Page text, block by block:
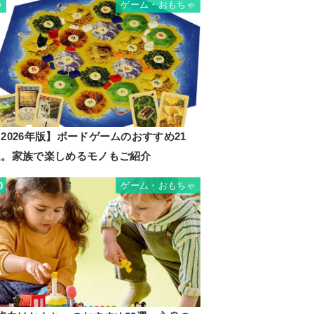
ゲーム・おもちゃ
年版】ボードゲームのおすすめ21
家族で楽しめるモノもご紹介
ゲーム・おもちゃ